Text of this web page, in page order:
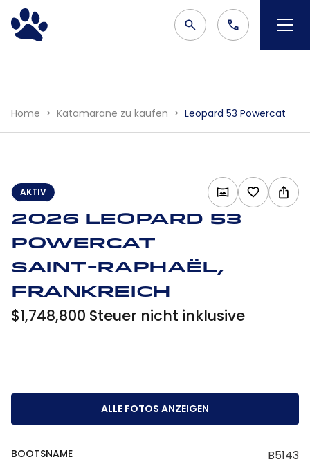
Home Katamarane zu kaufen Leopard 53 Powercat
AKTIV
2026 Leopard 53
Powercat
Saint-Raphaël,
Frankreich
$1,748,800 Steuer nicht inklusive
ALLE FOTOS ANZEIGEN
BOOTSNAME B5143